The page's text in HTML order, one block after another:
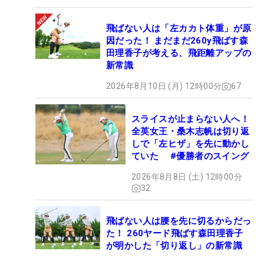
飛ばない人は「左カカト体重」が原
因だった！ まだまだ260y飛ばす森
田理香子が考える、飛距離アップの
新常識
2026年8月10日 (月) 12時00分 67
スライスが止まらない人へ！
全英女王・桑木志帆は切り返
しで「左ヒザ」を先に動かし
ていた #優勝者のスイング
2026年8月8日 (土) 12時00分
32
飛ばない人は腰を先に切るからだっ
た！ 260ヤード飛ばす森田理香子
が明かした「切り返し」の新常識